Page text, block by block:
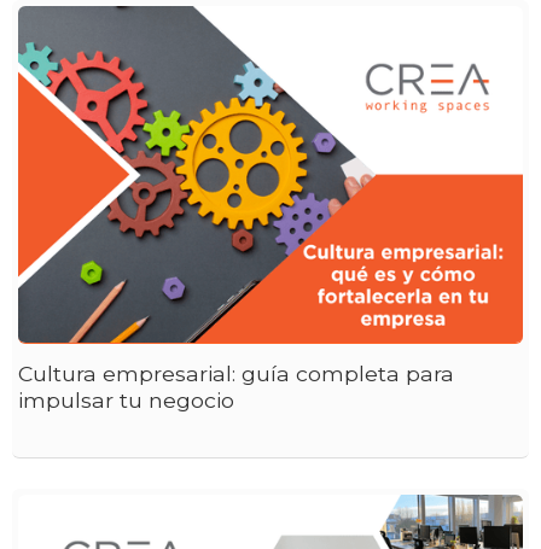
Cultura empresarial: guía completa para
impulsar tu negocio